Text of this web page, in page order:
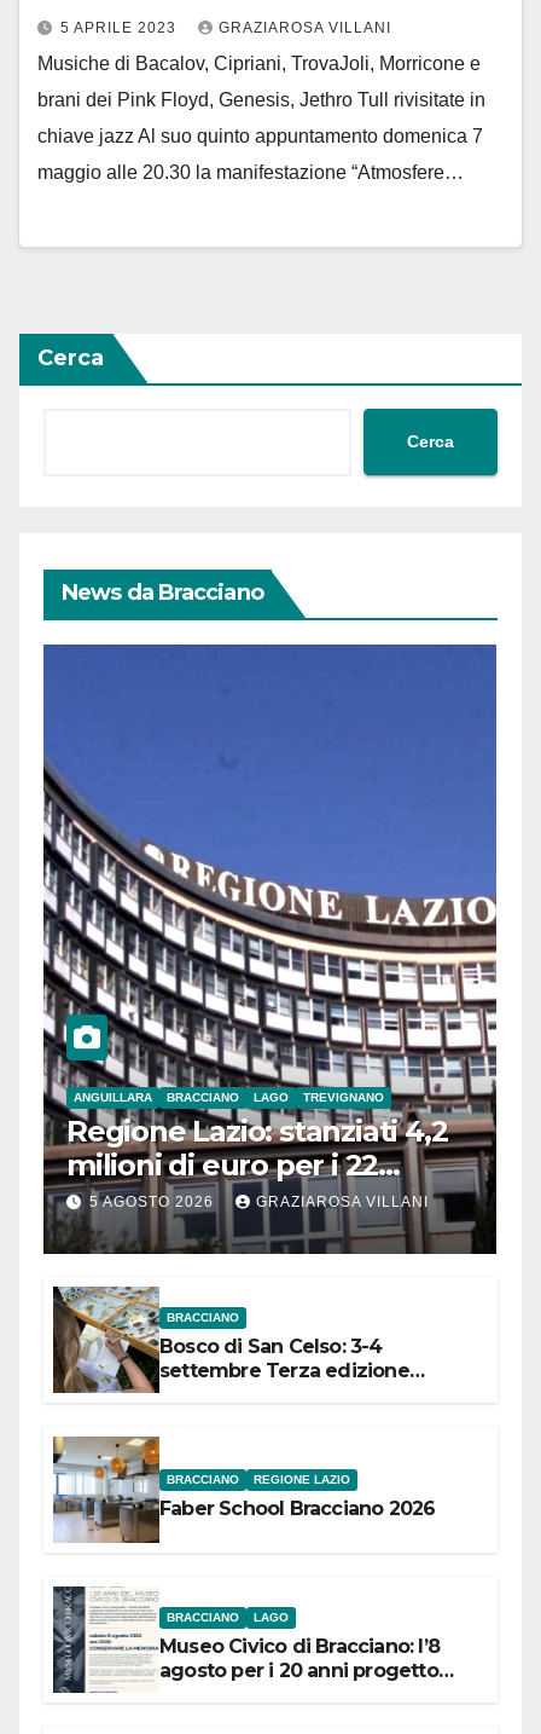
5 APRILE 2023 GRAZIAROSA VILLANI
Musiche di Bacalov, Cipriani, TrovaJoli, Morricone e
brani dei Pink Floyd, Genesis, Jethro Tull rivisitate in
chiave jazz Al suo quinto appuntamento domenica 7
maggio alle 20.30 la manifestazione “Atmosfere…
Cerca
Cerca
News da Bracciano
ANGUILLARA BRACCIANO LAGO TREVIGNANO
Regione Lazio: stanziati 4,2
milioni di euro per i 22
Comuni dell’Etruria
Meridionale
5 AGOSTO 2026 GRAZIAROSA VILLANI
BRACCIANO
Bosco di San Celso: 3-4
settembre Terza edizione
BRACCIANO REGIONE LAZIO
Faber School Bracciano 2026
BRACCIANO LAGO
Museo Civico di Bracciano: l’8
agosto per i 20 anni progetto